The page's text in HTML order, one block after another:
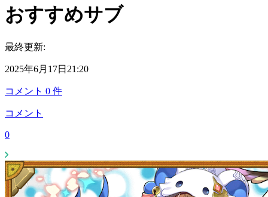
おすすめサブ
最終更新:
2025年6月17日21:20
コメント 0 件
コメント
0